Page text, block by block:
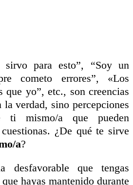
para esto”, “Soy un
cometo errores”, «Los
que yo”, etc., son creencias
verdad, sino percepciones
ti mismo/a que pueden
¿De qué te sirve
a?
desfavorable que tengas
hayas mantenido durante